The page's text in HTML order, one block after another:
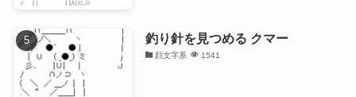
釣り針を見つめる クマー
顔文字系 1541